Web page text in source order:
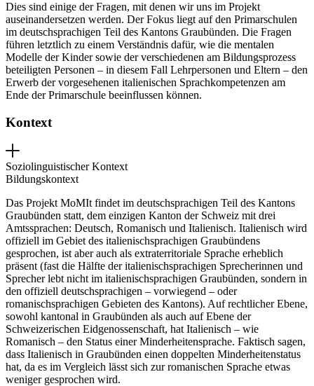
Dies sind einige der Fragen, mit denen wir uns im Projekt
auseinandersetzen werden. Der Fokus liegt auf den Primarschulen
im deutschsprachigen Teil des Kantons Graubünden. Die Fragen
führen letztlich zu einem Verständnis dafür, wie die mentalen
Modelle der Kinder sowie der verschiedenen am Bildungsprozess
beteiligten Personen – in diesem Fall Lehrpersonen und Eltern – den
Erwerb der vorgesehenen italienischen Sprachkompetenzen am
Ende der Primarschule beeinflussen können.
Kontext
Soziolinguistischer Kontext
Bildungskontext
Das Projekt MoMIt findet im deutschsprachigen Teil des Kantons
Graubünden statt, dem einzigen Kanton der Schweiz mit drei
Amtssprachen: Deutsch, Romanisch und Italienisch. Italienisch wird
offiziell im Gebiet des italienischsprachigen Graubündens
gesprochen, ist aber auch als extraterritoriale Sprache erheblich
präsent (fast die Hälfte der italienischsprachigen Sprecherinnen und
Sprecher lebt nicht im italienischsprachigen Graubünden, sondern in
den offiziell deutschsprachigen – vorwiegend – oder
romanischsprachigen Gebieten des Kantons). Auf rechtlicher Ebene,
sowohl kantonal in Graubünden als auch auf Ebene der
Schweizerischen Eidgenossenschaft, hat Italienisch – wie
Romanisch – den Status einer Minderheitensprache. Faktisch sagen,
dass Italienisch in Graubünden einen doppelten Minderheitenstatus
hat, da es im Vergleich lässt sich zur romanischen Sprache etwas
weniger gesprochen wird.